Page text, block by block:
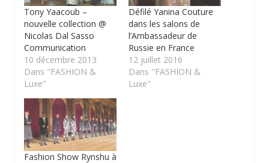
Tony Yaacoub –
nouvelle collection @
Nicolas Dal Sasso
Communication
10 décembre 2013
Dans "FASHION &
Luxe"
Défilé Yanina Couture
dans les salons de
l’Ambassadeur de
Russie en France
12 juillet 2016
Dans "FASHION &
Luxe"
Fashion Show Rynshu à